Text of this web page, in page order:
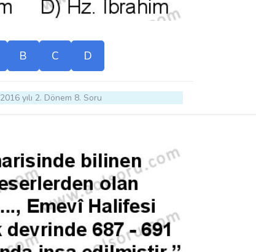
B C D
yılı 2. Dönem 8. Soru